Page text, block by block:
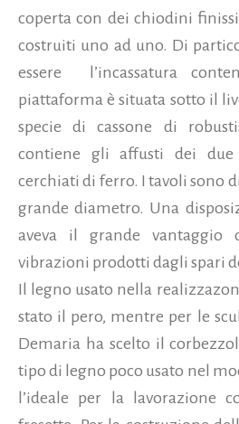
coperta con dei chiodini
costruiti uno ad uno. Di
essere l’incassatura
piattaforma è situata sotto il
specie di cassone di
contiene gli affusti dei
cerchiati di ferro. I tavoli sono
grande diametro. Una
aveva il grande vantaggio
vibrazioni prodotti dagli spari
Il legno usato nella
stato il pero, mentre per le
Demaria ha scelto il
tipo di legno poco usato nel
l’ideale per la lavorazione